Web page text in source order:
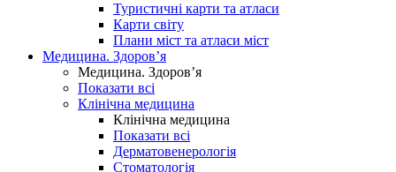
Туристичні карти та атласи
Карти світу
Плани міст та атласи міст
Медицина. Здоров’я
Медицина. Здоров’я
Показати всі
Клінічна медицина
Клінічна медицина
Показати всі
Дерматовенерологія
Стоматологія